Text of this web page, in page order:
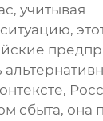
учитывая
сбыта, она